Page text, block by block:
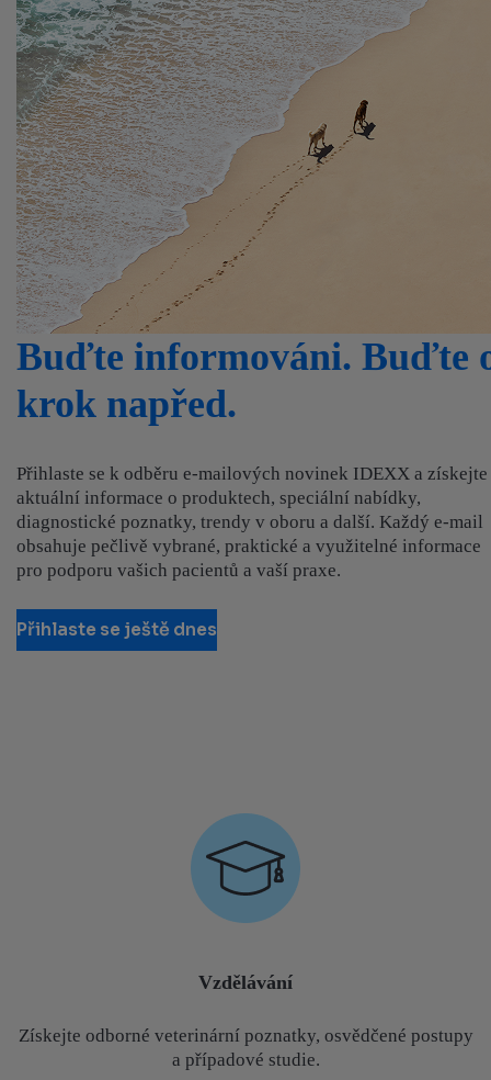
Buďte informováni. Buďte
krok napřed.
Přihlaste se k odběru e‑mailových novinek IDEXX a získejte
aktuální informace o produktech, speciální nabídky,
diagnostické poznatky, trendy v oboru a další. Každý e‑mail
obsahuje pečlivě vybrané, praktické a využitelné informace
pro podporu vašich pacientů a vaší praxe.
Přihlaste se ještě dnes
Vzdělávání
Získejte odborné veterinární poznatky, osvědčené postupy
a případové studie.